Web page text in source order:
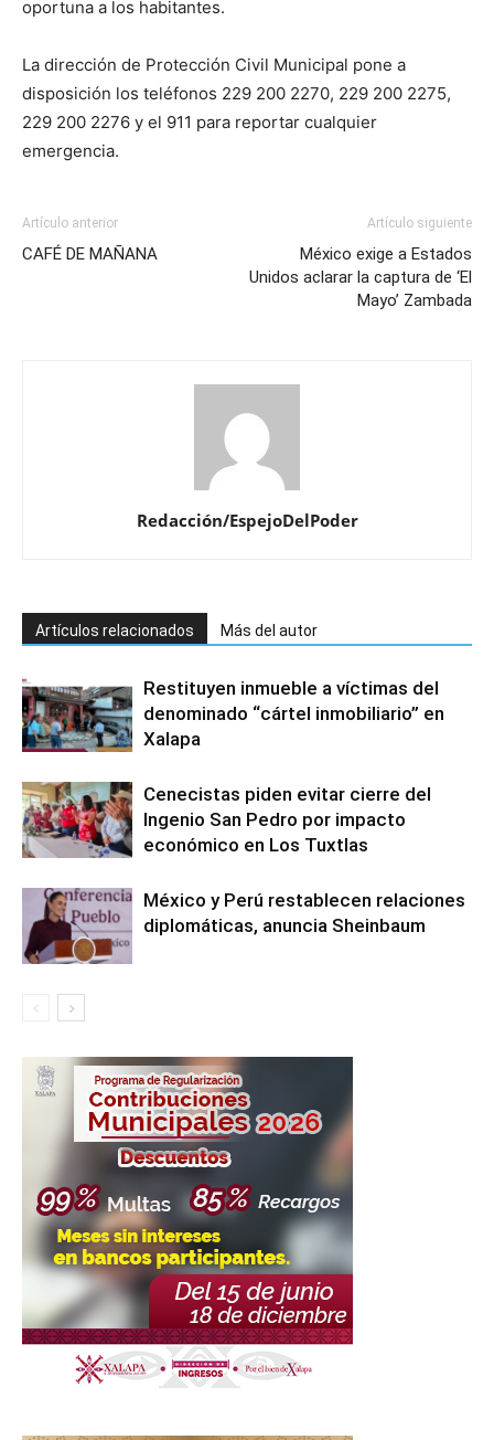
oportuna a los habitantes.
La dirección de Protección Civil Municipal pone a
disposición los teléfonos 229 200 2270, 229 200 2275,
229 200 2276 y el 911 para reportar cualquier
emergencia.
Artículo anterior
CAFÉ DE MAÑANA
Artículo siguiente
México exige a Estados
Unidos aclarar la captura de ‘El
Mayo’ Zambada
Redacción/EspejoDelPoder
Artículos relacionados Más del autor
Restituyen inmueble a víctimas del
denominado “cártel inmobiliario” en
Xalapa
Cenecistas piden evitar cierre del
Ingenio San Pedro por impacto
económico en Los Tuxtlas
México y Perú restablecen relaciones
diplomáticas, anuncia Sheinbaum